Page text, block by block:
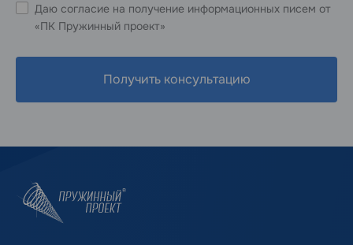
Даю согласие на получение информационных писем от
«ПК Пружинный проект»
Получить консультацию